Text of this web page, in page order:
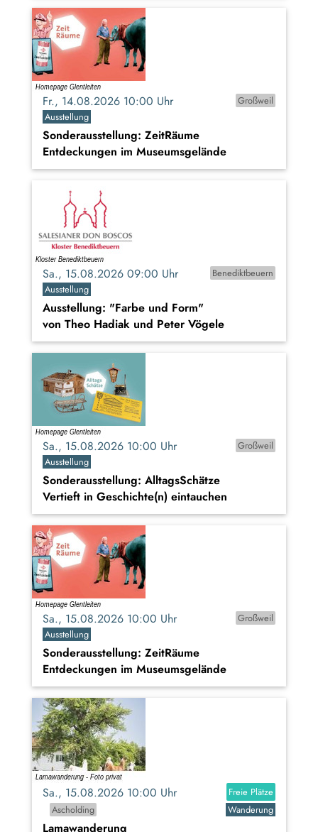
Fr., 14.08.2026 10:00 Uhr
Großweil
Ausstellung
Sonderausstellung: ZeitRäume
Entdeckungen im Museumsgelände
Sa., 15.08.2026 09:00 Uhr
Benediktbeuern
Ausstellung
Ausstellung: "Farbe und Form"
von Theo Hadiak und Peter Vögele
Sa., 15.08.2026 10:00 Uhr
Großweil
Ausstellung
Sonderausstellung: AlltagsSchätze
Vertieft in Geschichte(n) eintauchen
Sa., 15.08.2026 10:00 Uhr
Großweil
Ausstellung
Sonderausstellung: ZeitRäume
Entdeckungen im Museumsgelände
Sa., 15.08.2026 10:00 Uhr
Freie Plätze
Ascholding
Wanderung
Lamawanderung